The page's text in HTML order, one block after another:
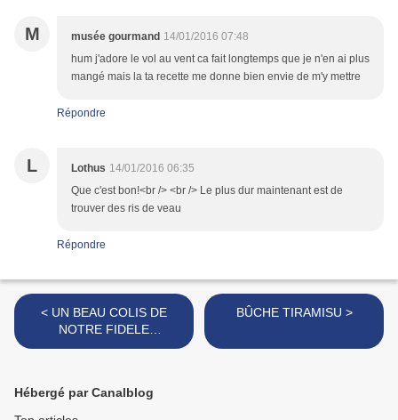
M musée gourmand 14/01/2016 07:48
hum j'adore le vol au vent ca fait longtemps que je n'en ai plus
mangé mais la ta recette me donne bien envie de m'y mettre
Répondre
L Lothus 14/01/2016 06:35
Que c'est bon!<br /> <br /> Le plus dur maintenant est de
trouver des ris de veau
Répondre
< UN BEAU COLIS DE
NOTRE FIDELE
PARTENAIRE FEYEL
BÛCHE TIRAMISU >
Hébergé par Canalblog